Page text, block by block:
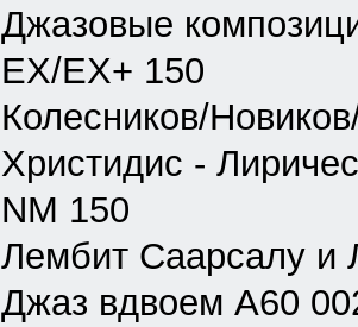
Джазовые
EX/EX+ 150
Колесников/
Христидис -
NM 150
Лембит Саарсалу и
Джаз вдвоем А60